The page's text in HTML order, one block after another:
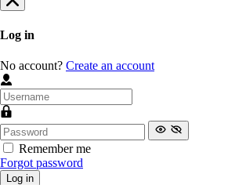
Log in
No account? Create an account
Remember me
Forgot password
Log in